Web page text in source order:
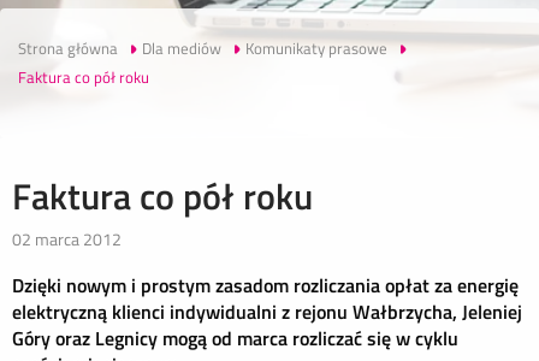
ę
Strona główna Dla mediów
Komunikaty prasowe
Faktura co pół roku
Faktura co pół roku
02 marca 2012
Dzięki nowym i prostym zasadom rozliczania opłat za energię
elektryczną klienci indywidualni z rejonu Wałbrzycha, Jeleniej
Góry oraz Legnicy mogą od marca rozliczać się w cyklu